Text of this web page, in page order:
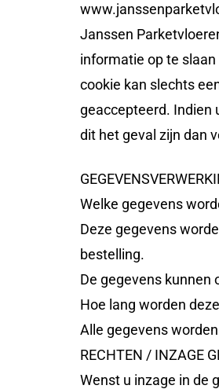
Janssen
informatie op te
cookie kan slechts
geaccepteerd. Indien
dit het geval zijn dan
Welke gegevens
Deze gegevens
bestelling.
De gegevens kunnen
Hoe lang worden
Alle gegevens
RECHTEN / INZAGE
Wenst u inzage in de